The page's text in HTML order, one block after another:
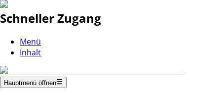
Schneller Zugang
Menü
Inhalt
Hauptmenü öffnen